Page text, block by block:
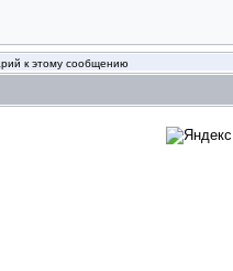
к этому сообщению